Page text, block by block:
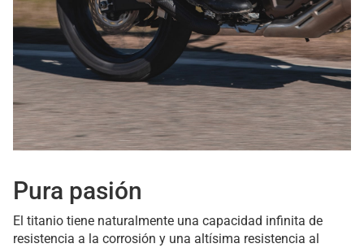
Pura pasión
El titanio tiene naturalmente una capacidad infinita de
resistencia a la corrosión y una altísima resistencia al